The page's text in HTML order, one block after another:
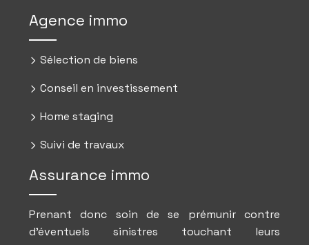
Agence immo
Sélection de biens
Conseil en investissement
Home staging
Suivi de travaux
Assurance immo
Prenant donc soin de se prémunir contre
d’éventuels sinistres touchant leurs